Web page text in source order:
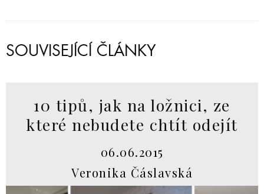
SOUVISEJÍCÍ ČLÁNKY
10 tipů, jak na ložnici, ze
které nebudete chtít odejít
06.06.2015
Veronika Čáslavská